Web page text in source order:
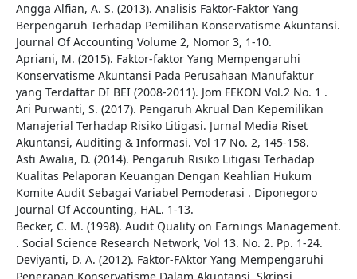
Angga Alfian, A. S. (2013). Analisis Faktor-Faktor Yang
Berpengaruh Terhadap Pemilihan Konservatisme Akuntansi.
Journal Of Accounting Volume 2, Nomor 3, 1-10.
Apriani, M. (2015). Faktor-faktor Yang Mempengaruhi
Konservatisme Akuntansi Pada Perusahaan Manufaktur
yang Terdaftar DI BEI (2008-2011). Jom FEKON Vol.2 No. 1 .
Ari Purwanti, S. (2017). Pengaruh Akrual Dan Kepemilikan
Manajerial Terhadap Risiko Litigasi. Jurnal Media Riset
Akuntansi, Auditing & Informasi. Vol 17 No. 2, 145-158.
Asti Awalia, D. (2014). Pengaruh Risiko Litigasi Terhadap
Kualitas Pelaporan Keuangan Dengan Keahlian Hukum
Komite Audit Sebagai Variabel Pemoderasi . Diponegoro
Journal Of Accounting, HAL. 1-13.
Becker, C. M. (1998). Audit Quality on Earnings Management.
. Social Science Research Network, Vol 13. No. 2. Pp. 1-24.
Deviyanti, D. A. (2012). Faktor-FAktor Yang Mempengaruhi